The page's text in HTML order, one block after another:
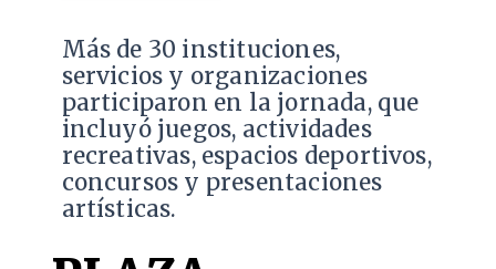
Más de 30 instituciones,
servicios y organizaciones
participaron en la jornada, que
incluyó juegos, actividades
recreativas, espacios deportivos,
concursos y presentaciones
artísticas.